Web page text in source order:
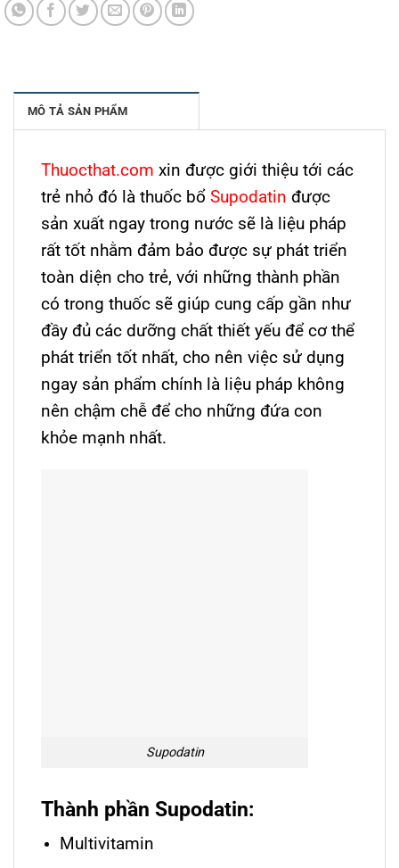
MÔ TẢ SẢN PHẨM
Thuocthat.com xin được giới thiệu tới các
trẻ nhỏ đó là thuốc bổ Supodatin được
sản xuất ngay trong nước sẽ là liệu pháp
rất tốt nhằm đảm bảo được sự phát triển
toàn diện cho trẻ, với những thành phần
có trong thuốc sẽ giúp cung cấp gần như
đầy đủ các dưỡng chất thiết yếu để cơ thể
phát triển tốt nhất, cho nên việc sử dụng
ngay sản phẩm chính là liệu pháp không
nên chậm chễ để cho những đứa con
khỏe mạnh nhất.
Supodatin
Thành phần Supodatin:
Multivitamin